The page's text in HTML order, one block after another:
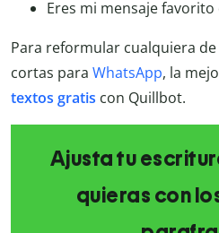
Eres mi mensaje favorito
Para reformular cualquiera
cortas para WhatsApp, la
textos gratis con Quillbot.
Ajusta tu
quieras con